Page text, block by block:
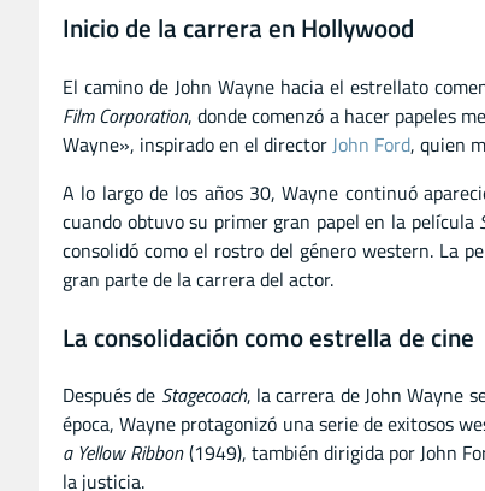
Inicio de la carrera en Hollywood
El camino de John Wayne hacia el estrellato
Film Corporation, donde comenzó a hacer papeles
Wayne», inspirado en el director John Ford, quien
A lo largo de los años 30, Wayne continuó
cuando obtuvo su primer gran papel en la película
consolidó como el rostro del género western. La
gran parte de la carrera del actor.
La consolidación como estrella de cine
Después de Stagecoach, la carrera de John Wayne
época, Wayne protagonizó una serie de exitosos
a Yellow Ribbon(1949), también dirigida por John
la justicia.